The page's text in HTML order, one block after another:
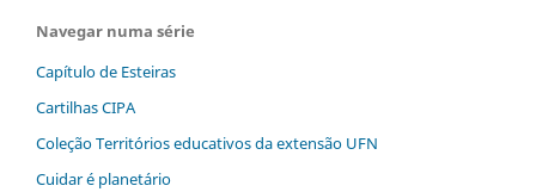
Navegar numa série
Capítulo de Esteiras
Cartilhas CIPA
Coleção Territórios educativos da extensão UFN
Cuidar é planetário